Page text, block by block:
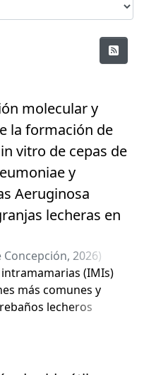
molecular y
la formación de
vitro de cepas de
y
Aeruginosa
lecheras en
, 2026)
Brandon Alfredo;
Alberto
(IMIs)
más comunes y
lecheros
Las IMIs
tipo bacteriano